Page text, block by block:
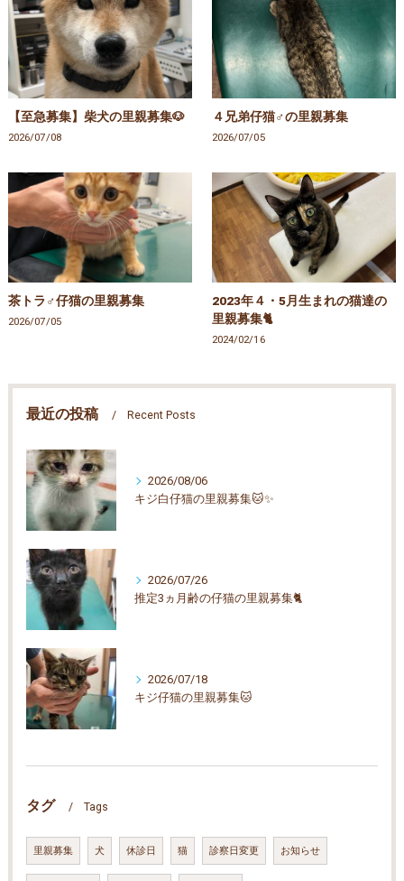
【至急募集】柴犬の里親募集🐶
2026/07/08
４兄弟仔猫♂の里親募集
2026/07/05
茶トラ♂仔猫の里親募集
2026/07/05
2023年４・5月生まれの猫達の
里親募集🐈
2024/02/16
最近の投稿 Recent Posts
2026/08/06
キジ白仔猫の里親募集🐱✨
2026/07/26
推定3ヵ月齢の仔猫の里親募集🐈
2026/07/18
キジ仔猫の里親募集🐱
タグ Tags
里親募集 犬 休診日 猫 診察日変更 お知らせ